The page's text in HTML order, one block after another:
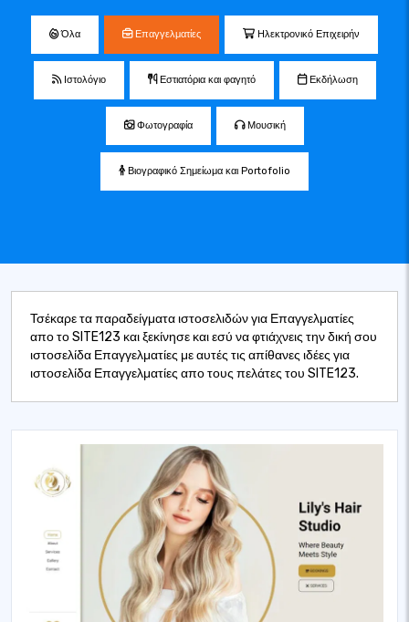
Όλα Επαγγελματίες Ηλεκτρονικό Επιχειρήν
Ιστολόγιο Εστιατόρια και φαγητό Εκδήλωση
Φωτογραφία Μουσική
Βιογραφικό Σημείωμα και Portofolio
Τσέκαρε τα παραδείγματα ιστοσελιδών για Επαγγελματίες
απο το SITE123 και ξεκίνησε και εσύ να φτιάχνεις την δική σου
ιστοσελίδα Επαγγελματίες με αυτές τις απίθανες ιδέες για
ιστοσελίδα Επαγγελματίες απο τους πελάτες του SITE123.